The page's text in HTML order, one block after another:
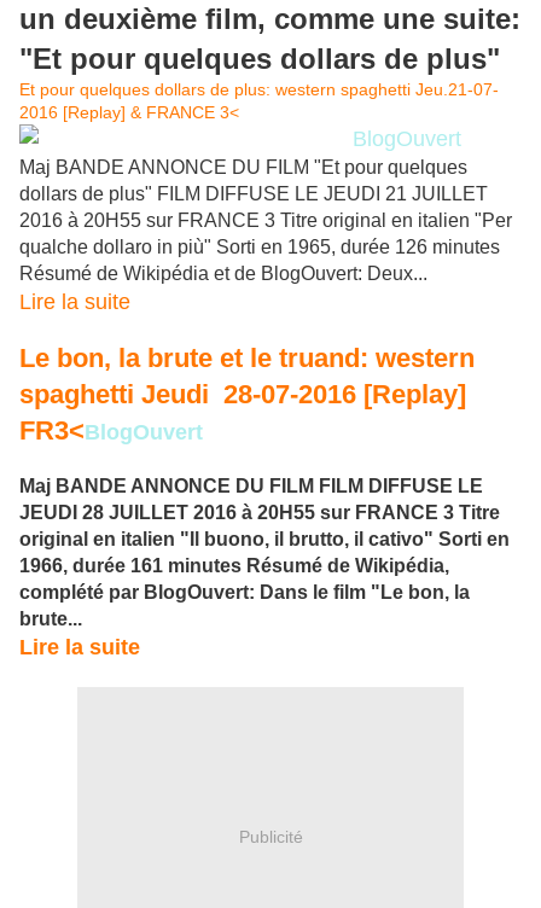
un deuxième film, comme une suite:
"Et pour quelques dollars de plus"
Et pour quelques dollars de plus: western spaghetti Jeu.21-07-
2016 [Replay] & FRANCE 3<
BlogOuvert
Maj BANDE ANNONCE DU FILM "Et pour quelques
dollars de plus" FILM DIFFUSE LE JEUDI 21 JUILLET
2016 à 20H55 sur FRANCE 3 Titre original en italien "Per
qualche dollaro in più" Sorti en 1965, durée 126 minutes
Résumé de Wikipédia et de BlogOuvert: Deux...
Lire la suite
Le bon, la brute et le truand: western
spaghetti Jeudi 28-07-2016 [Replay]
FR3<BlogOuvert
Maj BANDE ANNONCE DU FILM FILM DIFFUSE LE
JEUDI 28 JUILLET 2016 à 20H55 sur FRANCE 3 Titre
original en italien "Il buono, il brutto, il cativo" Sorti en
1966, durée 161 minutes Résumé de Wikipédia,
complété par BlogOuvert: Dans le film "Le bon, la
brute...
Lire la suite
Publicité